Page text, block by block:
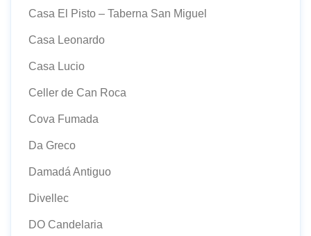
Casa El Pisto – Taberna San Miguel
Casa Leonardo
Casa Lucio
Celler de Can Roca
Cova Fumada
Da Greco
Damadá Antiguo
Divellec
DO Candelaria